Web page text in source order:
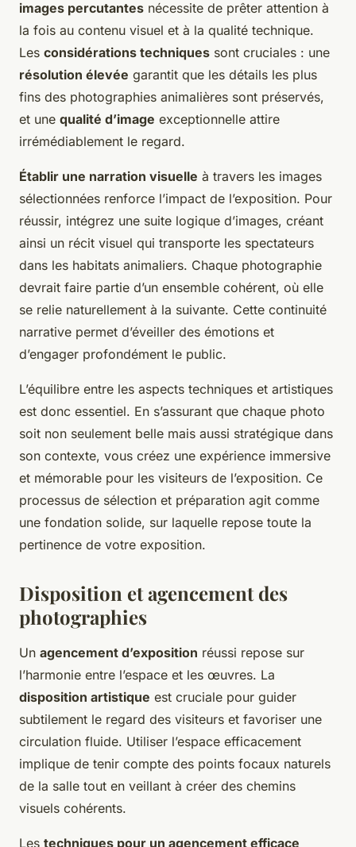
images percutantes nécessite de prêter attention à
la fois au contenu visuel et à la qualité technique.
Les considérations techniques sont cruciales : une
résolution élevée garantit que les détails les plus
fins des photographies animalières sont préservés,
et une qualité d’image exceptionnelle attire
irrémédiablement le regard.
Établir une narration visuelle à travers les images
sélectionnées renforce l’impact de l’exposition. Pour
réussir, intégrez une suite logique d’images, créant
ainsi un récit visuel qui transporte les spectateurs
dans les habitats animaliers. Chaque photographie
devrait faire partie d’un ensemble cohérent, où elle
se relie naturellement à la suivante. Cette continuité
narrative permet d’éveiller des émotions et
d’engager profondément le public.
L’équilibre entre les aspects techniques et artistiques
est donc essentiel. En s’assurant que chaque photo
soit non seulement belle mais aussi stratégique dans
son contexte, vous créez une expérience immersive
et mémorable pour les visiteurs de l’exposition. Ce
processus de sélection et préparation agit comme
une fondation solide, sur laquelle repose toute la
pertinence de votre exposition.
Disposition et agencement des
photographies
Un agencement d’exposition réussi repose sur
l’harmonie entre l’espace et les œuvres. La
disposition artistique est cruciale pour guider
subtilement le regard des visiteurs et favoriser une
circulation fluide. Utiliser l’espace efficacement
implique de tenir compte des points focaux naturels
de la salle tout en veillant à créer des chemins
visuels cohérents.
Les techniques pour un agencement efficace